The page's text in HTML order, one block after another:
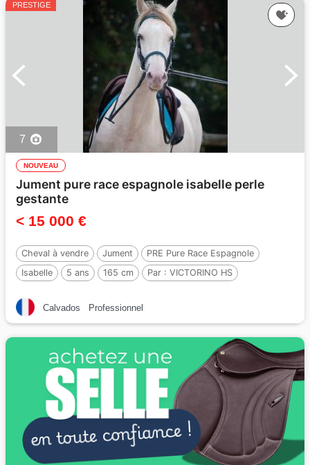
PRESTIGE
7
NOUVEAU
Jument pure race espagnole isabelle perle
gestante
< 15 000 €
Cheval à vendre Jument
PRE Pure Race Espagnole
Isabelle
5 ans 165 cm Par : VICTORINO HS
Calvados Professionnel